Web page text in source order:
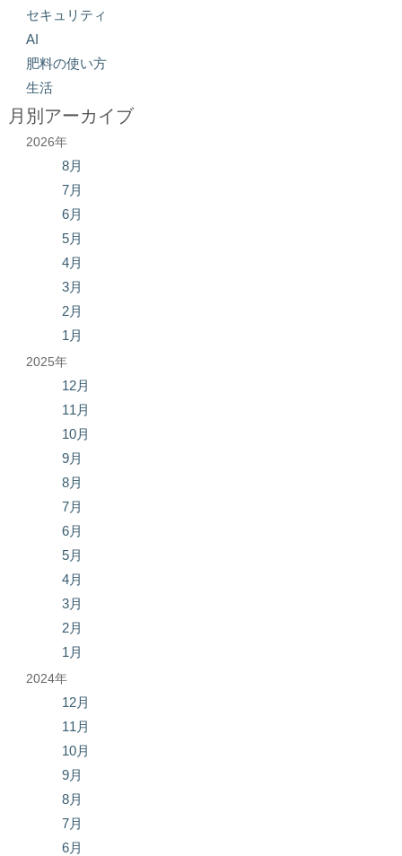
セキュリティ
AI
肥料の使い方
生活
月別アーカイブ
2026年
8月
7月
6月
5月
4月
3月
2月
1月
2025年
12月
11月
10月
9月
8月
7月
6月
5月
4月
3月
2月
1月
2024年
12月
11月
10月
9月
8月
7月
6月